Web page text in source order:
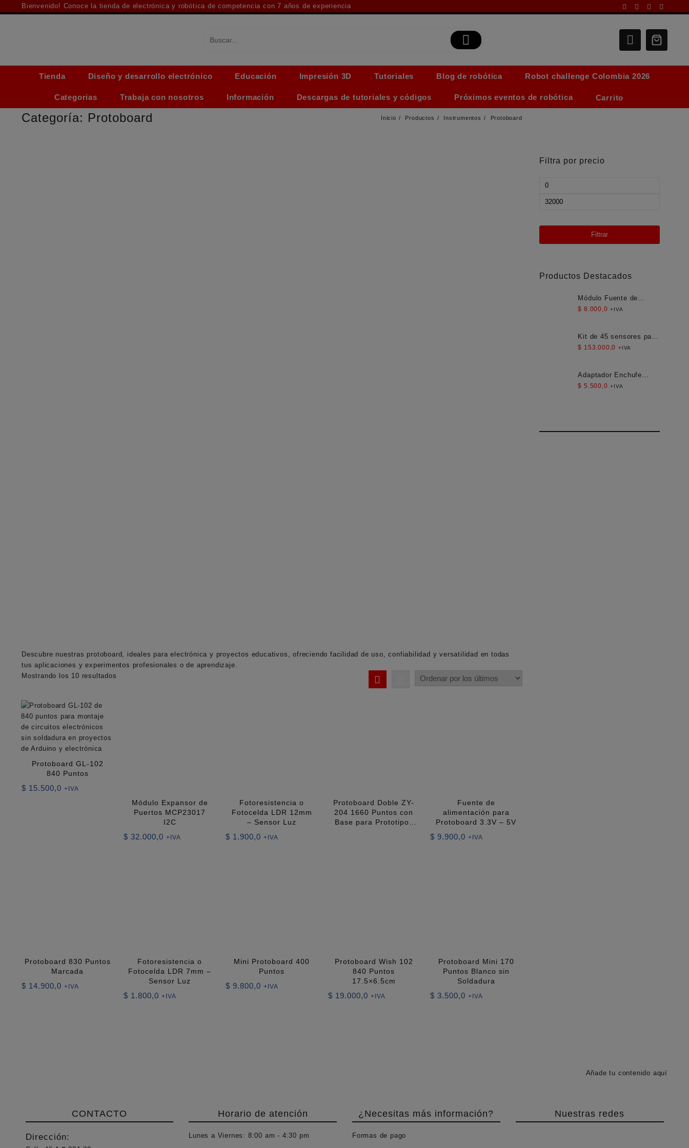
al
Bienvenido! Conoce la tienda de electrónica y robótica de competencia con 7 años de experiencia
Tienda Diseño y desarrollo electrónico Educación Impresión 3D Tutoriales Blog de robótica Robot challenge Colombia 2026
Categorias Trabaja con nosotros Información Descargas de tutoriales y códigos Próximos eventos de robótica Carrito
Categoría: Protoboard Inicio Productos Instrumentos Protoboard
Descubre nuestras protoboard , ideales para electrónica y proyectos educativos, ofreciendo facilidad de uso, confiabilidad y versatilidad en todas
tus aplicaciones y experimentos profesionales o de aprendizaje.
Mostrando los 10 resultados
Protoboard GL-102
840 Puntos
$ 15.500,0 +IVA
Módulo Expansor de
Puertos MCP23017
I2C
$ 32.000,0 +IVA
Fotoresistencia o
Fotocelda LDR 12mm
– Sensor Luz
$ 1.900,0 +IVA
Protoboard Doble ZY-
204 1660 Puntos con
Base para Prototipos
Fuente de
alimentación para
Protoboard 3.3V – 5V
$ 9.900,0 +IVA
Protoboard 830 Puntos
Marcada
$ 14.900,0 +IVA
Fotoresistencia o
Fotocelda LDR 7mm –
Sensor Luz
$ 1.800,0 +IVA
Mini Protoboard 400
Puntos
$ 9.800,0 +IVA
Protoboard Wish 102
840 Puntos
17.5×6.5cm
$ 19.000,0 +IVA
Protoboard Mini 170
Puntos Blanco sin
Soldadura
$ 3.500,0 +IVA
Filtra por precio
Precio
Precio
Filtrar
Productos Destacados
Módulo Fuente de
Alimentación Aislada
$ 8.000,0 +IVA
Kit de 45 sensores para
Arduino
$ 153.000,0 +IVA
Adaptador Enchufe
Americano Compacto
$ 5.500,0 +IVA
Añade tu contenido aquí
CONTACTO
Dirección:
Horario de atención
Lunes a Viernes: 8:00 am - 4:30 pm
¿Necesitas más información?
Formas de pago
Nuestras redes